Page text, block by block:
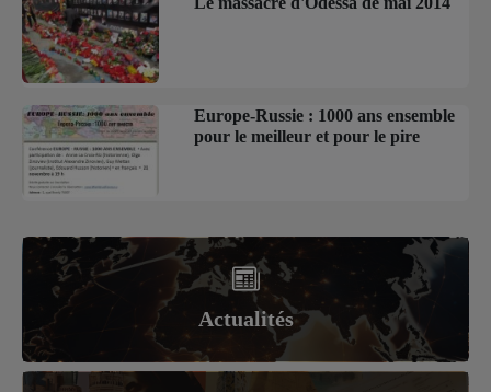
Europe-Russie : 1000 ans ensemble
pour le meilleur et pour le pire
Actualités